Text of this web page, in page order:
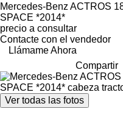
Mercedes-Benz ACTROS
SPACE *2014*
precio a consultar
Contacte con el vendedor
Llámame Ahora
Compartir
Ver todas las fotos